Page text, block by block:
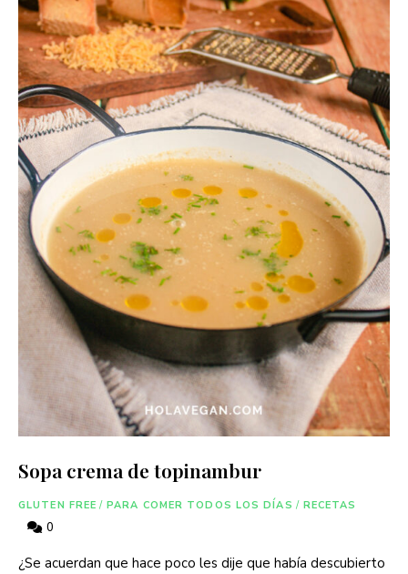
Sopa crema de topinambur
GLUTEN FREE / PARA COMER TODOS LOS DÍAS / RECETAS
0
¿Se acuerdan que hace poco les dije que había descubierto